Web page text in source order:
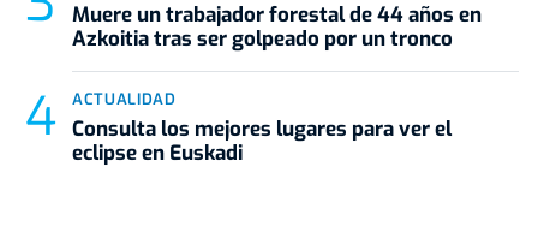
Muere un trabajador forestal de 44 años en
Azkoitia tras ser golpeado por un tronco
ACTUALIDAD
Consulta los mejores lugares para ver el
eclipse en Euskadi